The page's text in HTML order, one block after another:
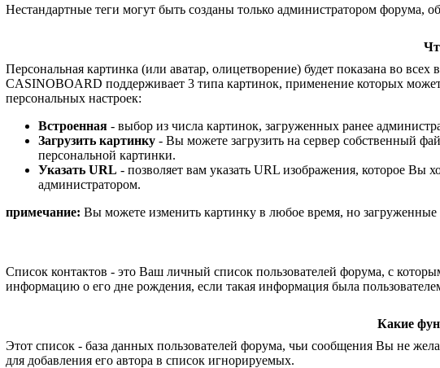
Нестандартные теги могут быть созданы только администратором форума,
Персональная картинка (или аватар, олицетворение) будет показана во
CASINOBOARD поддерживает 3 типа картинок, применение которых
персональных настроек:
Встроенная - выбор из числа картинок, загруженных ранее
Загрузить картинку - Вы можете загрузить на сервер собственный
персональной картинки.
Указать URL - позволяет вам указать URL изображения, которое Вы
администратором.
примечание: Вы можете изменить картинку в любое время, но загруженные
Список контактов - это Ваш личный список пользователей форума, с
информацию о его дне рождения, если такая информация была
Какие
Этот список - база данных пользователей форума, чьи сообщения Вы не
для добавления его автора в список игнорируемых.